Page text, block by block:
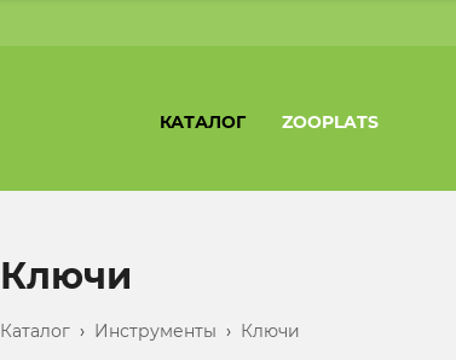
КАТАЛОГ ZOOPLATS
Ключи
Каталог › Инструменты › Ключи